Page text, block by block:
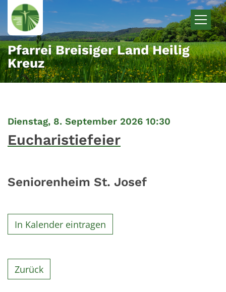
Zum Inhalt springen
Pfarrei Breisiger Land Heilig
Kreuz
Dienstag, 8. September 2026 10:30
Eucharistiefeier
Seniorenheim St. Josef
In Kalender eintragen
Zurück